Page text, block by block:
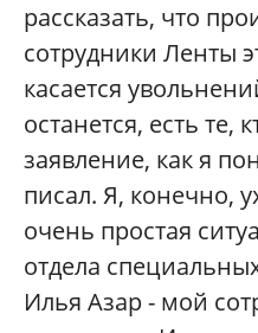
рассказать, что
сотрудники Ленты
касается
останется, есть те,
заявление, как я
писал. Я, конечно,
очень простая
отдела
Илья Азар - мой